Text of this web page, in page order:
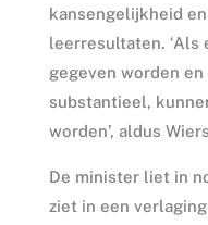
kansengelijkheid en
leerresultaten. ‘Als
gegeven worden
substantieel,
worden’, aldus
De minister liet in
ziet in een